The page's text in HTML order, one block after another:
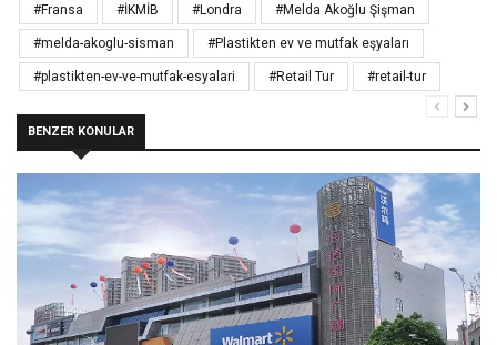
#Fransa #İKMİB #Londra #Melda Akoğlu Şişman
#melda-akoglu-sisman #Plastikten ev ve mutfak eşyaları
#plastikten-ev-ve-mutfak-esyalari #Retail Tur #retail-tur
BENZER KONULAR